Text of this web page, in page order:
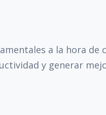
a la hora de
y generar